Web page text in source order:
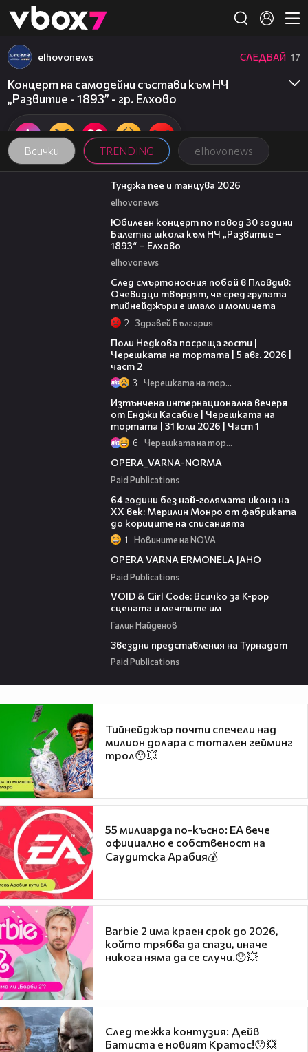
👾
Всички TRENDING elhovonews
elhovonews СЛЕДВАЙ 17
Концерт на самодейни състави към НЧ
„Развитие - 1893” - гр. Елхово
11:14:02
Тунджа пее и танцува 2026
elhovonews
Юбилеен концерт по повод 30 години
Балетна школа към НЧ „Развитие –
1893“ – Елхово
elhovonews
След смъртоносния побой в Пловдив:
Очевидци твърдят, че сред групата
тийнейджъри е имало и момичета
2 Здравей България
Поли Недкова посреща гости |
Черешката на тортата | 5 авг. 2026 |
част 2
3 Черешката на тортата
Изтънчена интернационална вечеря
от Енджи Касабие | Черешката на
тортата | 31 юли 2026 | Част 1
6 Черешката на тортата
OPERA_VARNA-NORMA
Paid Publications
64 години без най-голямата икона на
XX век: Мерилин Монро от фабриката
до кориците на списанията
1 Новините на NOVA
OPERA VARNA ERMONELA JAHO
Paid Publications
VOID & Girl Code: Всичко за K-pop
сцената и мечтите им
Галин Найденов
Звездни представления на Турнадот
Paid Publications
Тийнейджър почти спечели над
милион долара с тотален гейминг
трол😯💥
55 милиарда по-късно: EA вече
официално е собственост на
Саудитска Арабия💰
Barbie 2 има краен срок до 2026,
който трябва да спази, иначе
никога няма да се случи.😯💥
След тежка контузия: Дейв
Батиста е новият Кратос!😯💥